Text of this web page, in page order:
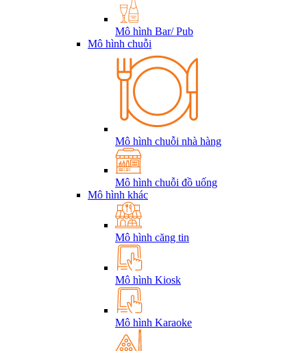
Mô hình Bar/ Pub
Mô hình chuỗi
Mô hình chuỗi nhà hàng
Mô hình chuỗi đồ uống
Mô hình khác
Mô hình căng tin
Mô hình Kiosk
Mô hình Karaoke